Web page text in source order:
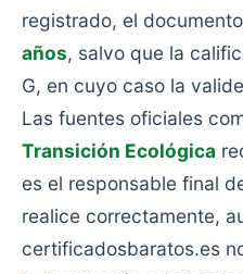
registrado, el
años, salvo que la
G, en cuyo caso la
Las fuentes oficiales
Transición Ecológica
es el responsable final
realice correctamente,
certificadosbaratos.es